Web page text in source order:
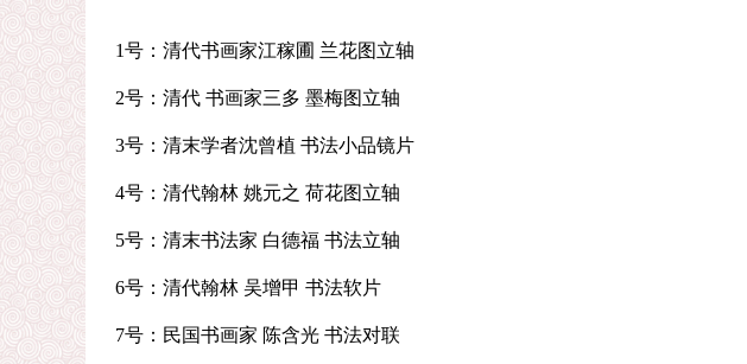
1号：清代书画家江稼圃 兰花图立轴
2号：清代 书画家三多 墨梅图立轴
3号：清末学者沈曾植 书法小品镜片
4号：清代翰林 姚元之 荷花图立轴
5号：清末书法家 白德福 书法立轴
6号：清代翰林 吴增甲 书法软片
7号：民国书画家 陈含光 书法对联